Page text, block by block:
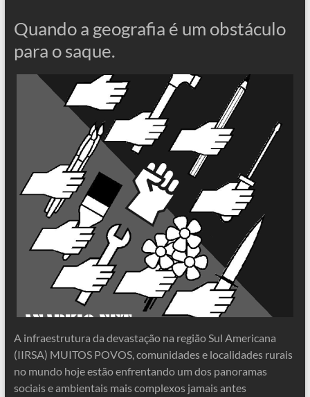
Quando a geografia é um obstáculo
para o saque.
A infraestrutura da devastação na região Sul Americana
(IIRSA) MUITOS POVOS, comunidades e localidades rurais
no mundo hoje estão enfrentando um dos panoramas
sociais e ambientais mais complexos jamais antes